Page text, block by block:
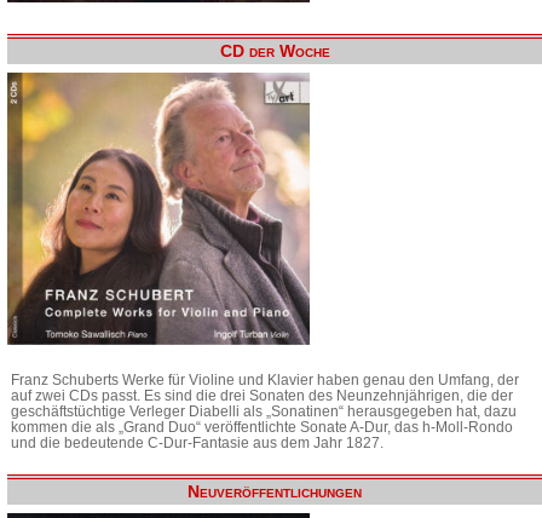
CD der Woche
Franz Schuberts Werke für Violine und Klavier haben genau den Umfang, der
auf zwei CDs passt. Es sind die drei Sonaten des Neunzehnjährigen, die der
geschäftstüchtige Verleger Diabelli als „Sonatinen“ herausgegeben hat, dazu
kommen die als „Grand Duo“ veröffentlichte Sonate A-Dur, das h-Moll-Rondo
und die bedeutende C-Dur-Fantasie aus dem Jahr 1827.
Neuveröffentlichungen